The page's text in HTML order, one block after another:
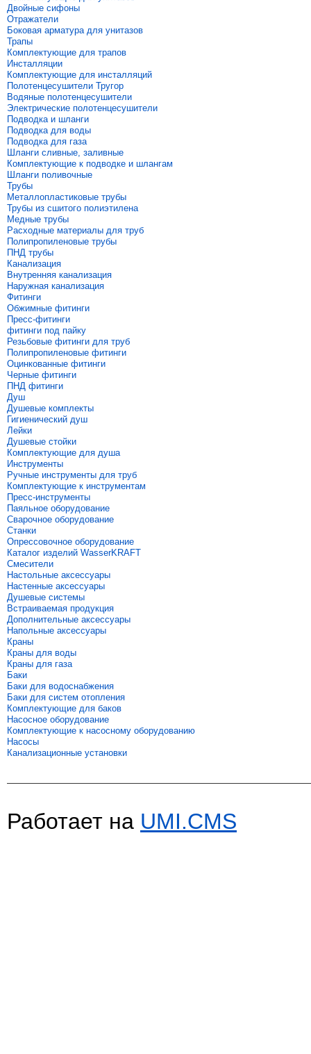
Двойные сифоны
Отражатели
Боковая арматура для унитазов
Трапы
Комплектующие для трапов
Инсталляции
Комплектующие для инсталляций
Полотенцесушители Тругор
Водяные полотенцесушители
Электрические полотенцесушители
Подводка и шланги
Подводка для воды
Подводка для газа
Шланги сливные, заливные
Комплектующие к подводке и шлангам
Шланги поливочные
Трубы
Металлопластиковые трубы
Трубы из сшитого полиэтилена
Медные трубы
Расходные материалы для труб
Полипропиленовые трубы
ПНД трубы
Канализация
Внутренняя канализация
Наружная канализация
Фитинги
Обжимные фитинги
Пресс-фитинги
фитинги под пайку
Резьбовые фитинги для труб
Полипропиленовые фитинги
Оцинкованные фитинги
Черные фитинги
ПНД фитинги
Душ
Душевые комплекты
Гигиенический душ
Лейки
Душевые стойки
Комплектующие для душа
Инструменты
Ручные инструменты для труб
Комплектующие к инструментам
Пресс-инструменты
Паяльное оборудование
Сварочное оборудование
Станки
Опрессовочное оборудование
Каталог изделий WasserKRAFT
Смесители
Настольные аксессуары
Настенные аксессуары
Душевые системы
Встраиваемая продукция
Дополнительные аксессуары
Напольные аксессуары
Краны
Краны для воды
Краны для газа
Баки
Баки для водоснабжения
Баки для систем отопления
Комплектующие для баков
Насосное оборудование
Комплектующие к насосному оборудованию
Насосы
Канализационные установки
Работает на UMI.CMS